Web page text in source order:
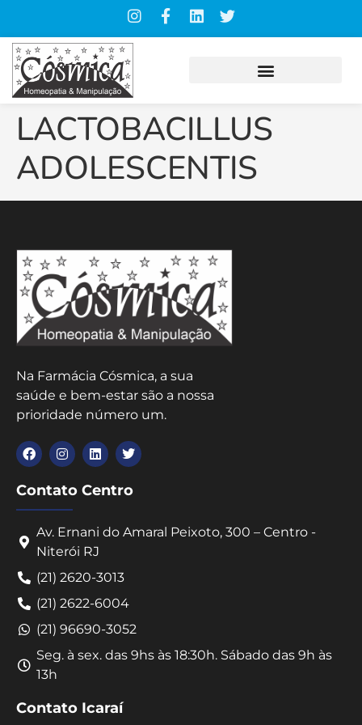
LACTOBACILLUS
ADOLESCENTIS
Na Farmácia Cósmica, a sua
saúde e bem-estar são a nossa
prioridade número um.
Contato Centro
Av. Ernani do Amaral Peixoto, 300 – Centro -
Niterói RJ
(21) 2620-3013
(21) 2622-6004
(21) 96690-3052
Seg. à sex. das 9hs às 18:30h. Sábado das 9h às
13h
Contato Icaraí